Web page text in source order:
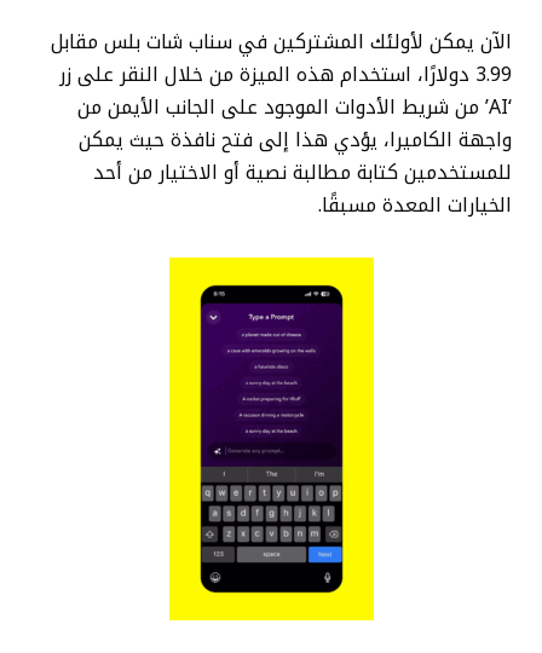
الآن يمكن لأولئك المشتركين في سناب شات بلس مقابل
3.99 دولارًا، استخدام هذه الميزة من خلال النقر على زر
‘AI’ من شريط الأدوات الموجود على الجانب الأيمن من
واجهة الكاميرا، يؤدي هذا إلى فتح نافذة حيث يمكن
للمستخدمين كتابة مطالبة نصية أو الاختيار من أحد
الخيارات المعدة مسبقًا.